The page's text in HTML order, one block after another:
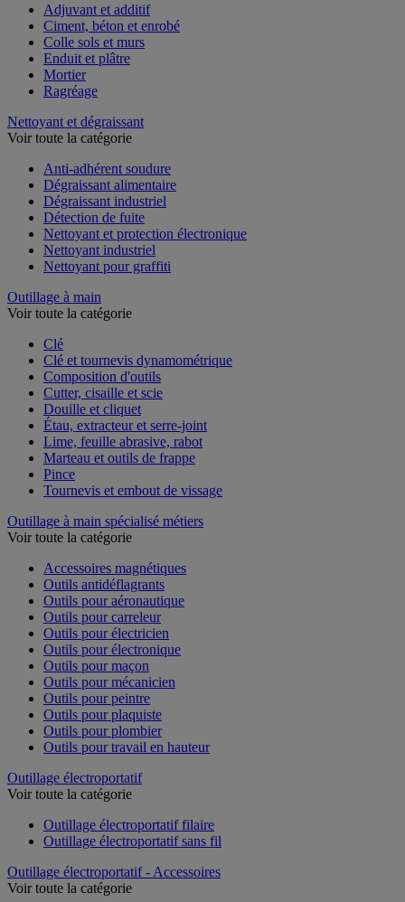
Adjuvant et additif
Ciment, béton et enrobé
Colle sols et murs
Enduit et plâtre
Mortier
Ragréage
Nettoyant et dégraissant
Voir toute la catégorie
Anti-adhérent soudure
Dégraissant alimentaire
Dégraissant industriel
Détection de fuite
Nettoyant et protection électronique
Nettoyant industriel
Nettoyant pour graffiti
Outillage à main
Voir toute la catégorie
Clé
Clé et tournevis dynamométrique
Composition d'outils
Cutter, cisaille et scie
Douille et cliquet
Étau, extracteur et serre-joint
Lime, feuille abrasive, rabot
Marteau et outils de frappe
Pince
Tournevis et embout de vissage
Outillage à main spécialisé métiers
Voir toute la catégorie
Accessoires magnétiques
Outils antidéflagrants
Outils pour aéronautique
Outils pour carreleur
Outils pour électricien
Outils pour électronique
Outils pour maçon
Outils pour mécanicien
Outils pour peintre
Outils pour plaquiste
Outils pour plombier
Outils pour travail en hauteur
Outillage électroportatif
Voir toute la catégorie
Outillage électroportatif filaire
Outillage électroportatif sans fil
Outillage électroportatif - Accessoires
Voir toute la catégorie